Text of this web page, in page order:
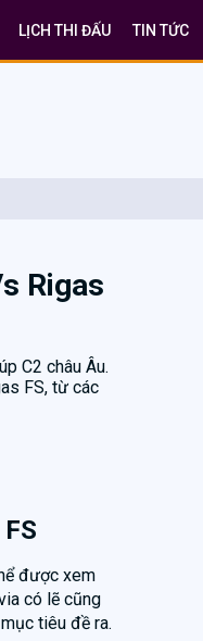
LỊCH THI ĐẤU TIN TỨC
Rigas
C2 châu Âu.
FS, từ các
được xem
có lẽ cũng
tiêu đề ra.